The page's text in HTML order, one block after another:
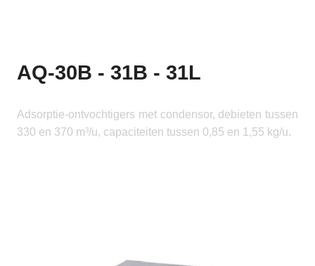
AQ-30B - 31B - 31L
Adsorptie-ontvochtigers met condensor, debieten tussen
330 en 370 m³/u, capaciteiten tussen 0,85 en 1,55 kg/u.